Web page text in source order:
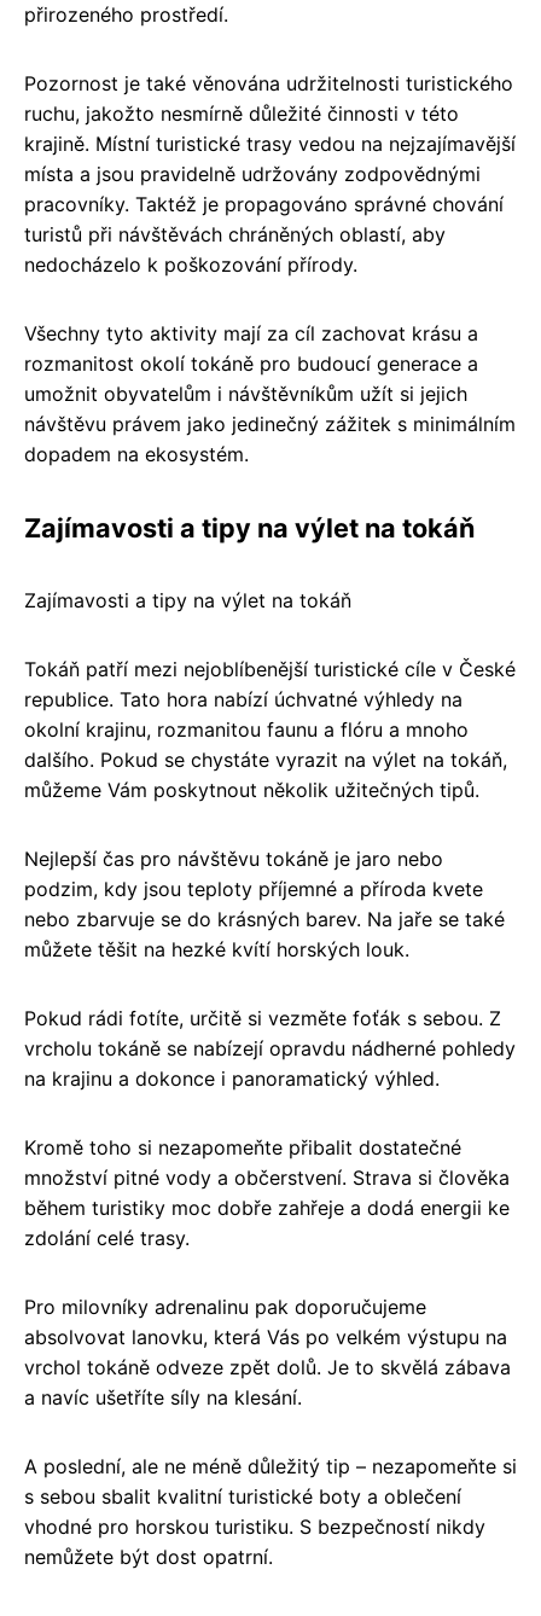
přirozeného prostředí.
Pozornost je také věnována udržitelnosti turistického
ruchu, jakožto nesmírně důležité činnosti v této
krajině. Místní turistické trasy vedou na nejzajímavější
místa a jsou pravidelně udržovány zodpovědnými
pracovníky. Taktéž je propagováno správné chování
turistů při návštěvách chráněných oblastí, aby
nedocházelo k poškozování přírody.
Všechny tyto aktivity mají za cíl zachovat krásu a
rozmanitost okolí tokáně pro budoucí generace a
umožnit obyvatelům i návštěvníkům užít si jejich
návštěvu právem jako jedinečný zážitek s minimálním
dopadem na ekosystém.
Zajímavosti a tipy na výlet na tokáň
Zajímavosti a tipy na výlet na tokáň
Tokáň patří mezi nejoblíbenější turistické cíle v České
republice. Tato hora nabízí úchvatné výhledy na
okolní krajinu, rozmanitou faunu a flóru a mnoho
dalšího. Pokud se chystáte vyrazit na výlet na tokáň,
můžeme Vám poskytnout několik užitečných tipů.
Nejlepší čas pro návštěvu tokáně je jaro nebo
podzim, kdy jsou teploty příjemné a příroda kvete
nebo zbarvuje se do krásných barev. Na jaře se také
můžete těšit na hezké kvítí horských louk.
Pokud rádi fotíte, určitě si vezměte foťák s sebou. Z
vrcholu tokáně se nabízejí opravdu nádherné pohledy
na krajinu a dokonce i panoramatický výhled.
Kromě toho si nezapomeňte přibalit dostatečné
množství pitné vody a občerstvení. Strava si člověka
během turistiky moc dobře zahřeje a dodá energii ke
zdolání celé trasy.
Pro milovníky adrenalinu pak doporučujeme
absolvovat lanovku, která Vás po velkém výstupu na
vrchol tokáně odveze zpět dolů. Je to skvělá zábava
a navíc ušetříte síly na klesání.
A poslední, ale ne méně důležitý tip – nezapomeňte si
s sebou sbalit kvalitní turistické boty a oblečení
vhodné pro horskou turistiku. S bezpečností nikdy
nemůžete být dost opatrní.